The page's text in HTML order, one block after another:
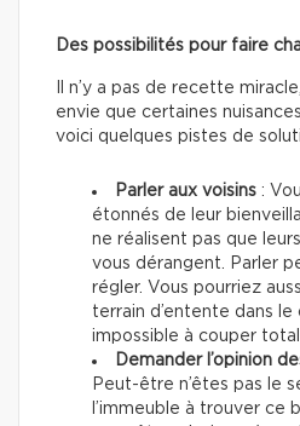
Des possibilités pour faire
Il n’y a pas de recette
envie que certaines
voici quelques pistes de
Parler aux voisins :
étonnés de leur
ne réalisent pas que
vous dérangent. Parler
régler. Vous pourriez
terrain d’entente dans
impossible à couper
Demander l’opinion
Peut-être n’êtes pas le
l’immeuble à trouver ce